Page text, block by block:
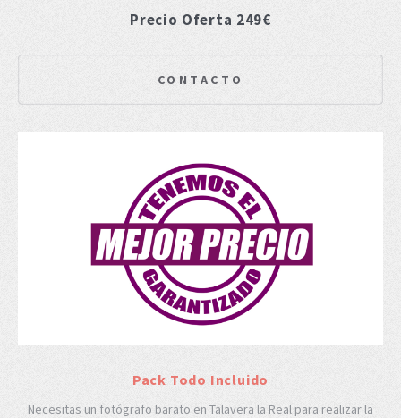
Precio Oferta 249€
CONTACTO
Pack Todo Incluido
Necesitas un fotógrafo barato en Talavera la Real para realizar la